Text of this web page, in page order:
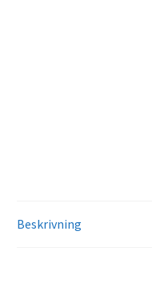
Beskrivning